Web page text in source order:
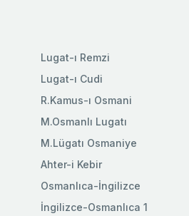
Lugat-ı Remzi
Lugat-ı Cudi
R.Kamus-ı Osmani
M.Osmanlı Lugatı
M.Lügatı Osmaniye
Ahter-i Kebir
Osmanlıca-İngilizce
İngilizce-Osmanlıca 1